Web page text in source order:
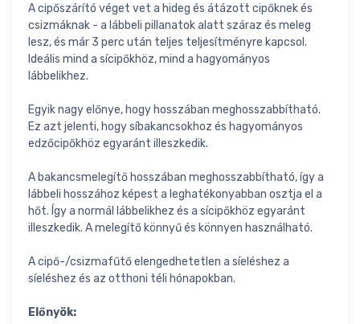
A cipőszárító véget vet a hideg és átázott cipőknek és
csizmáknak - a lábbeli pillanatok alatt száraz és meleg
lesz, és már 3 perc után teljes teljesítményre kapcsol.
Ideális mind a sícipőkhöz, mind a hagyományos
lábbelikhez.
Egyik nagy előnye, hogy hosszában meghosszabbítható.
Ez azt jelenti, hogy síbakancsokhoz és hagyományos
edzőcipőkhöz egyaránt illeszkedik.
A bakancsmelegítő hosszában meghosszabbítható, így a
lábbeli hosszához képest a leghatékonyabban osztja el a
hőt. Így a normál lábbelikhez és a sícipőkhöz egyaránt
illeszkedik. A melegítő könnyű és könnyen használható.
A cipő-/csizmafűtő elengedhetetlen a síeléshez a
síeléshez és az otthoni téli hónapokban.
Előnyök: